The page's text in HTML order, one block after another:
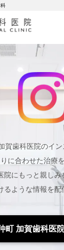
賀歯科医院のイン
に合わせた治療
院にもっと親しみ
るような情報を配
町 加賀歯科医